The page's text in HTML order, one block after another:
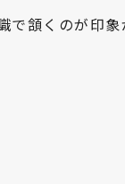
で頷くのが印